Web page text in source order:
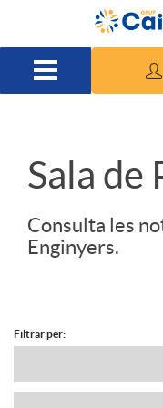
Salta al contingut
S
d
Sala de
Consulta les
Enginyers.
N
Filtrar per: